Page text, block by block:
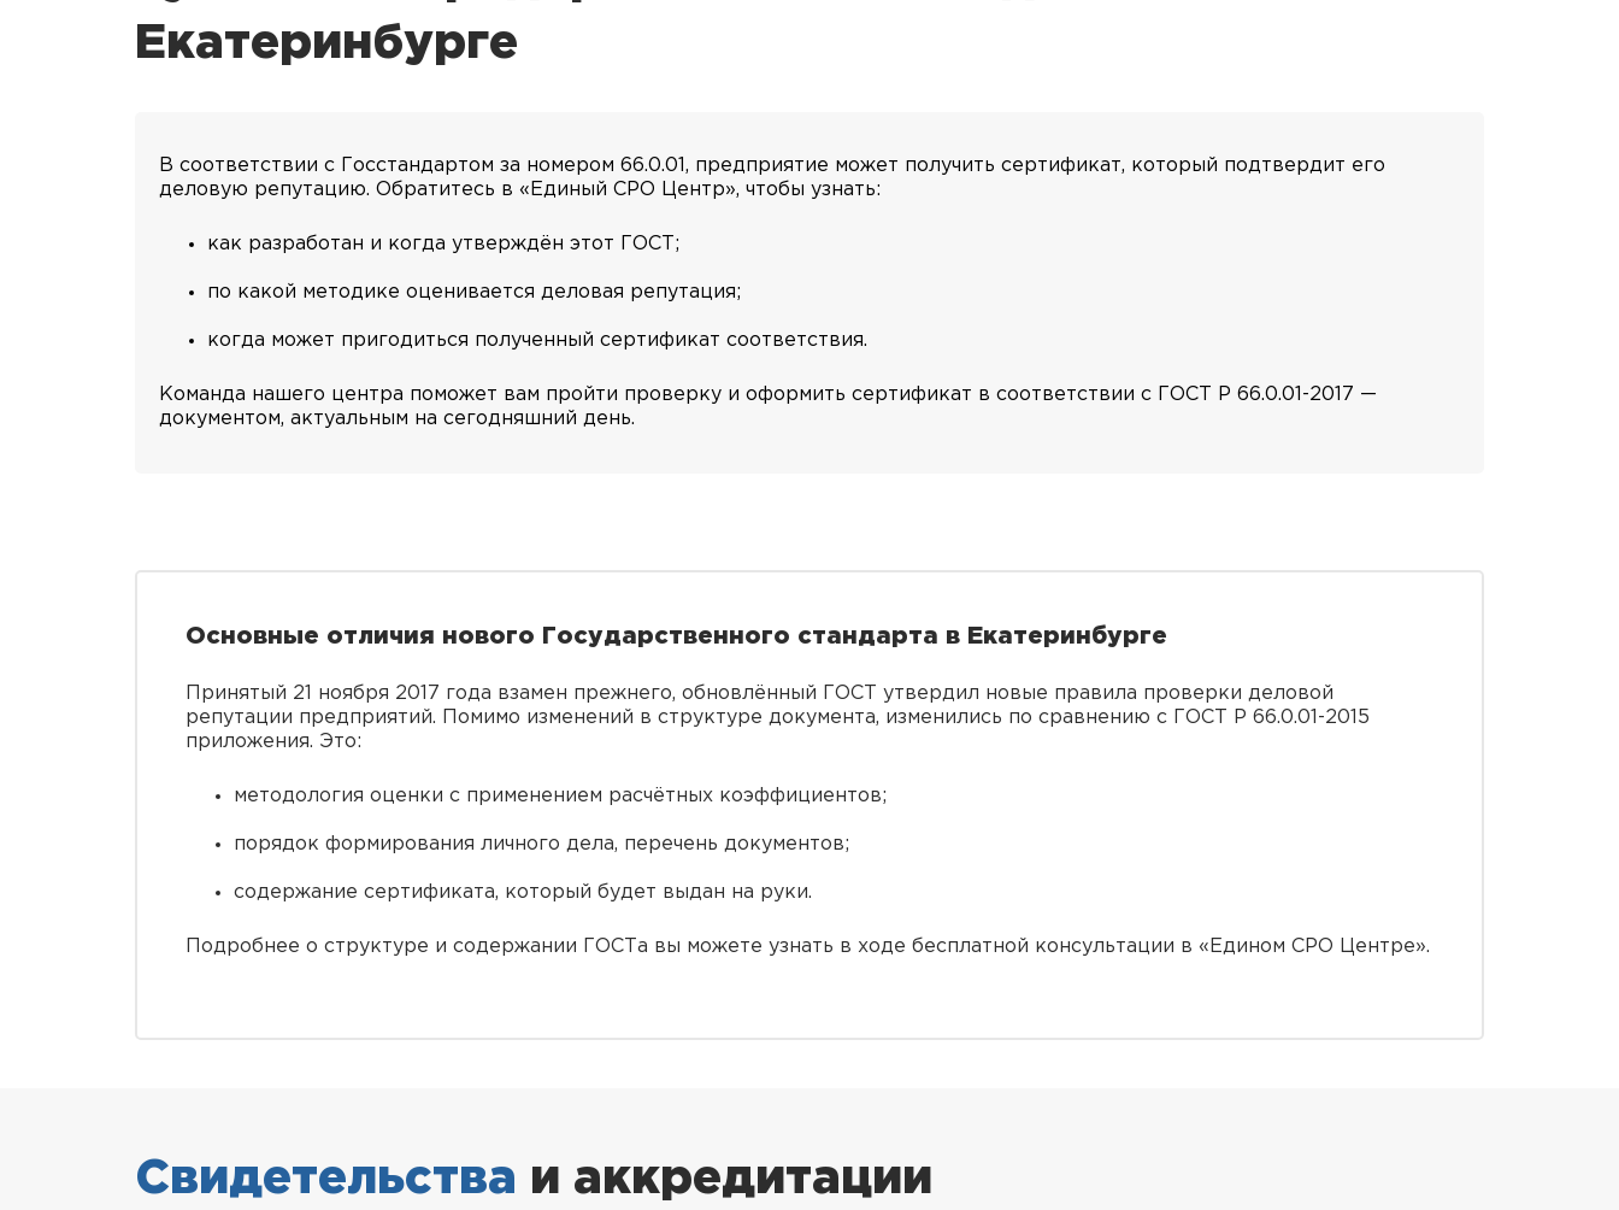
Екатеринбурге
В соответствии с Госстандартом за номером 66.0.01, предприятие может получить сертификат, который подтвердит его
деловую репутацию. Обратитесь в «Единый СРО Центр», чтобы узнать:
как разработан и когда утверждён этот ГОСТ;
по какой методике оценивается деловая репутация;
когда может пригодиться полученный сертификат соответствия.
Команда нашего центра поможет вам пройти проверку и оформить сертификат в соответствии с ГОСТ Р 66.0.01-2017 —
документом, актуальным на сегодняшний день.
Основные отличия нового Государственного стандарта в Екатеринбурге
Принятый 21 ноября 2017 года взамен прежнего, обновлённый ГОСТ утвердил новые правила проверки деловой
репутации предприятий. Помимо изменений в структуре документа, изменились по сравнению с ГОСТ Р 66.0.01-2015
приложения. Это:
методология оценки с применением расчётных коэффициентов;
порядок формирования личного дела, перечень документов;
содержание сертификата, который будет выдан на руки.
Подробнее о структуре и содержании ГОСТа вы можете узнать в ходе бесплатной консультации в «Едином СРО Центре».
Свидетельства и аккредитации